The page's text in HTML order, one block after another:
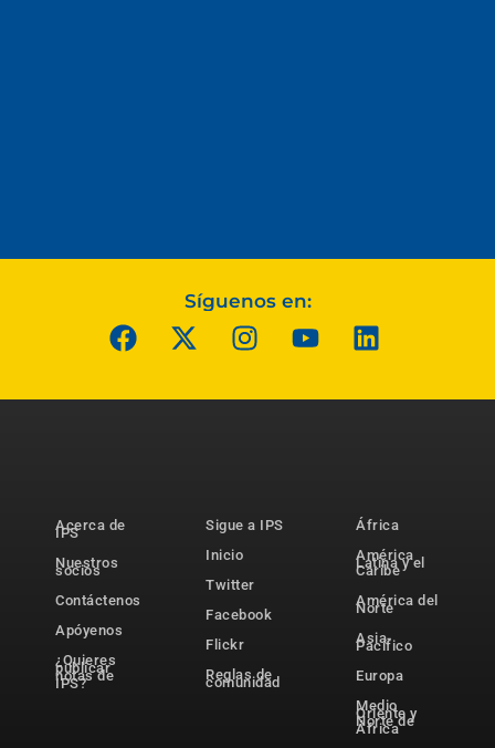
Síguenos en:
Acerca de
IPS
Nuestros
socios
Contáctenos
Apóyenos
¿Quieres
publicar
notas de
IPS?
Sigue a IPS
Inicio
Twitter
Facebook
Flickr
Reglas de
comunidad
África
América
Latina y el
Caribe
América del
Norte
Asia-
Pacífico
Europa
Medio
Oriente y
Norte de
África